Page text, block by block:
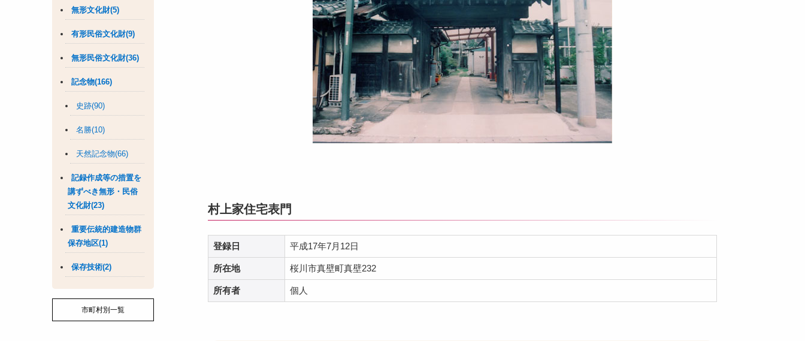
無形文化財(5)
有形民俗文化財(9)
無形民俗文化財(36)
記念物(166)
史跡(90)
名勝(10)
天然記念物(66)
記録作成等の措置を
講ずべき無形・民俗
文化財(23)
重要伝統的建造物群
保存地区(1)
保存技術(2)
市町村別一覧
村上家住宅表門
登録日 平成17年7月12日
所在地 桜川市真壁町真壁232
所有者 個人